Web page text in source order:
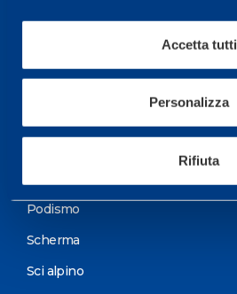
Accetta tutti
Personalizza
Rifiuta
Podismo
Scherma
Sci alpino